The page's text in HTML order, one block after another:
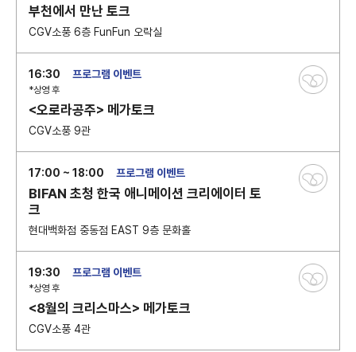
부천에서 만난 토크
CGV소풍 6층 FunFun 오락실
16:30
*상영 후
프로그램 이벤트
<오로라공주> 메가토크
CGV소풍 9관
17:00 ~ 18:00 프로그램 이벤트
BIFAN 초청 한국 애니메이션 크리에이터 토
크
현대백화점 중동점 EAST 9층 문화홀
19:30
*상영 후
프로그램 이벤트
<8월의 크리스마스> 메가토크
CGV소풍 4관